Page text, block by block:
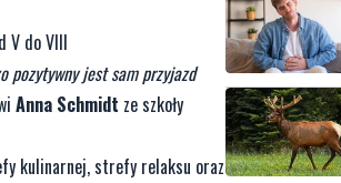
V do VIII
pozytywny jest sam przyjazd
Anna Schmidt ze szkoły
kulinarnej, strefy relaksu oraz